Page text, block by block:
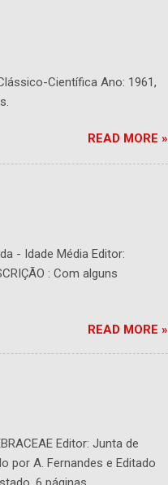
Científica Ano: 1961,
READ MORE »
- Idade Média Editor:
: Com alguns
READ MORE »
Editor: Junta de
por A. Fernandes e Editado